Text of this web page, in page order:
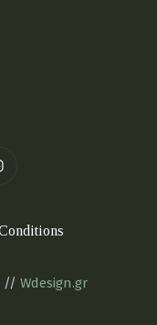
// Wdesign.gr